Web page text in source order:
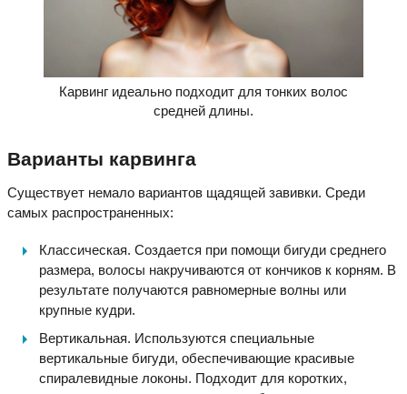
Карвинг идеально подходит для тонких волос
средней длины.
Варианты карвинга
Существует немало вариантов щадящей завивки. Среди
самых распространенных:
Классическая. Создается при помощи бигуди среднего
размера, волосы накручиваются от кончиков к корням. В
результате получаются равномерные волны или
крупные кудри.
Вертикальная. Используются специальные
вертикальные бигуди, обеспечивающие красивые
спиралевидные локоны. Подходит для коротких,